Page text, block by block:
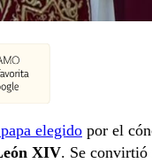
elegido por el
XIV. Se convirtió